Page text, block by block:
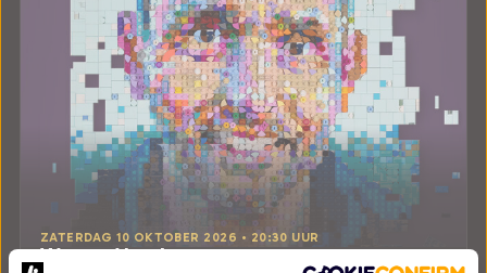
ZATERDAG 10 OKTOBER 2026 • 20:30 UUR
Wouter Monden